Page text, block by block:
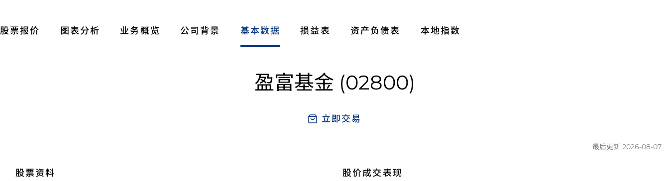
股票报价 图表分析 业务概览 公司背景 基本数据 损益表 资产负债表 本地指数
盈富基金 (02800)
立即交易
最后更新 2026-08-07
股票资料 股价成交表现